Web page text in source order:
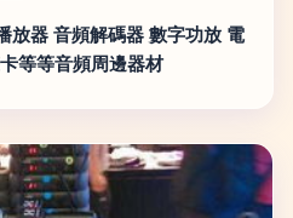
放器 音頻解碼器 數字功放 電
等等音頻周邊器材